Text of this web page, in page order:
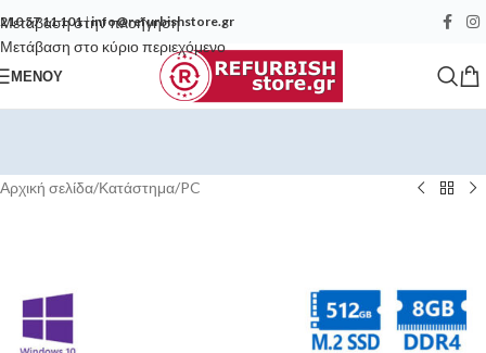
Μετάβαση στην πλοήγηση
Μετάβαση στο κύριο περιεχόμενο
210 57 11 101|info@refurbishstore.gr
ΜΕΝΟΎ
Αρχική σελίδα/Κατάστημα/PC